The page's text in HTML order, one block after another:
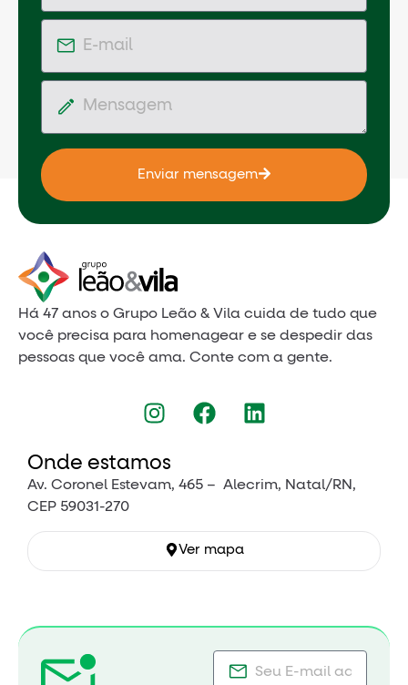
Enviar mensagem
Há 47 anos o Grupo Leão & Vila cuida de tudo que
você precisa para homenagear e se despedir das
pessoas que você ama. Conte com a gente.
Onde estamos
Av. Coronel Estevam, 465 – Alecrim, Natal/RN,
CEP 59031-270
Ver mapa